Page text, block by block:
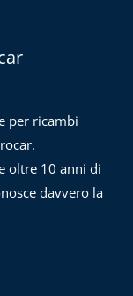
per ricambi
oltre 10 anni di
davvero la